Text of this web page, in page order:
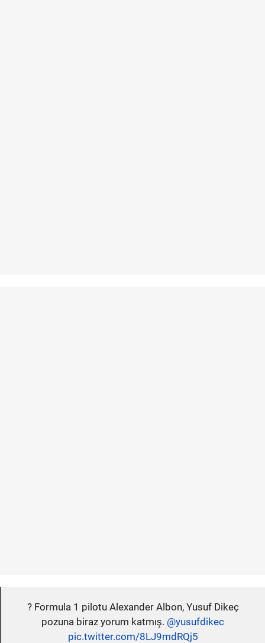
? Formula 1 pilotu Alexander Albon, Yusuf Dikeç
pozuna biraz yorum katmış. @yusufdikec
pic.twitter.com/8LJ9mdRQj5